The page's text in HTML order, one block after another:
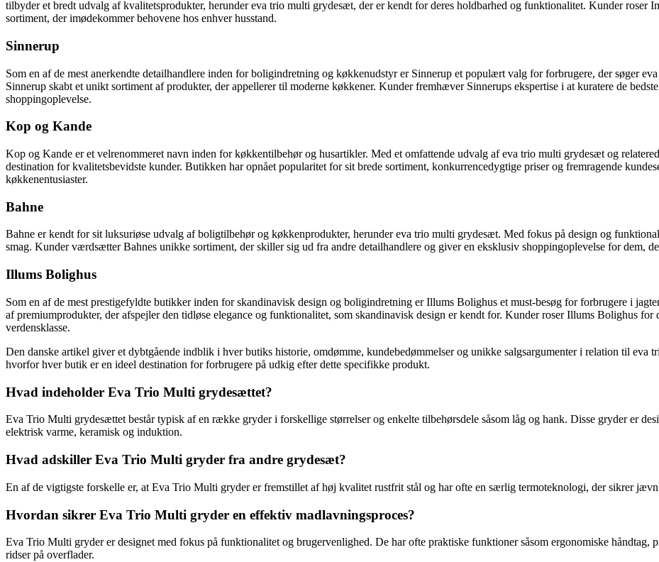
tilbyder et bredt udvalg af kvalitetsprodukter, herunder eva trio multi grydesæt, der er kendt for deres holdbarhed og funktionalitet. Kunder roser
sortiment, der imødekommer behovene hos enhver husstand.
Sinnerup
Som en af de mest anerkendte detailhandlere inden for boligindretning og køkkenudstyr er Sinnerup et populært valg for forbrugere, der søger
Sinnerup skabt et unikt sortiment af produkter, der appellerer til moderne køkkener. Kunder fremhæver Sinnerups ekspertise i at kuratere de
shoppingoplevelse.
Kop og Kande
Kop og Kande er et velrenommeret navn inden for køkkentilbehør og husartikler. Med et omfattende udvalg af eva trio multi grydesæt og
destination for kvalitetsbevidste kunder. Butikken har opnået popularitet for sit brede sortiment, konkurrencedygtige priser og fremragende
køkkenentusiaster.
Bahne
Bahne er kendt for sit luksuriøse udvalg af boligtilbehør og køkkenprodukter, herunder eva trio multi grydesæt. Med fokus på design og
smag. Kunder værdsætter Bahnes unikke sortiment, der skiller sig ud fra andre detailhandlere og giver en eksklusiv shoppingoplevelse for dem,
Illums Bolighus
Som en af de mest prestigefyldte butikker inden for skandinavisk design og boligindretning er Illums Bolighus et must-besøg for forbrugere i
af premiumprodukter, der afspejler den tidløse elegance og funktionalitet, som skandinavisk design er kendt for. Kunder roser Illums Bolighus
verdensklasse.
Den danske artikel giver et dybtgående indblik i hver butiks historie, omdømme, kundebedømmelser og unikke salgsargumenter i relation til
hvorfor hver butik er en ideel destination for forbrugere på udkig efter dette specifikke produkt.
Hvad indeholder Eva Trio Multi grydesættet?
Eva Trio Multi grydesættet består typisk af en række gryder i forskellige størrelser og enkelte tilbehørsdele såsom låg og hank. Disse gryder er
elektrisk varme, keramisk og induktion.
Hvad adskiller Eva Trio Multi gryder fra andre grydesæt?
En af de vigtigste forskelle er, at Eva Trio Multi gryder er fremstillet af høj kvalitet rustfrit stål og har ofte en særlig termoteknologi, der sikrer
Hvordan sikrer Eva Trio Multi gryder en effektiv madlavningsproces?
Eva Trio Multi gryder er designet med fokus på funktionalitet og brugervenlighed. De har ofte praktiske funktioner såsom ergonomiske håndtag,
ridser på overflader.